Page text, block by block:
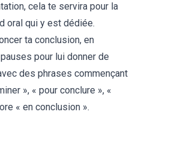
cela te servira pour la
oral qui y est dédiée.
ta conclusion, en
pauses pour lui donner de
des phrases commençant
», « pour conclure », «
« en conclusion ».